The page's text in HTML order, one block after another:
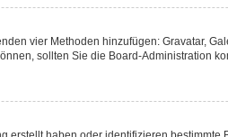
vier Methoden hinzufügen: Gravatar,
sollten Sie die Board-Administration